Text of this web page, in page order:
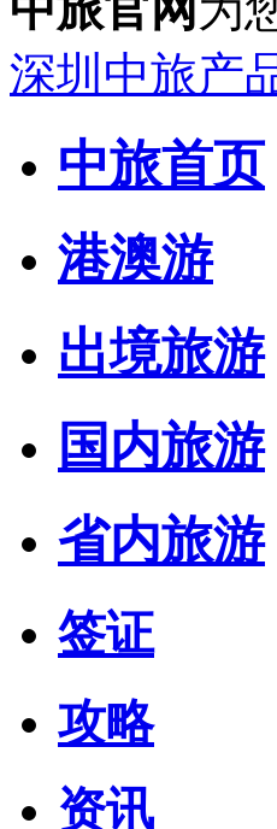
深圳中旅产
中旅首页
港澳游
出境旅游
国内旅游
省内旅游
签证
攻略
资讯